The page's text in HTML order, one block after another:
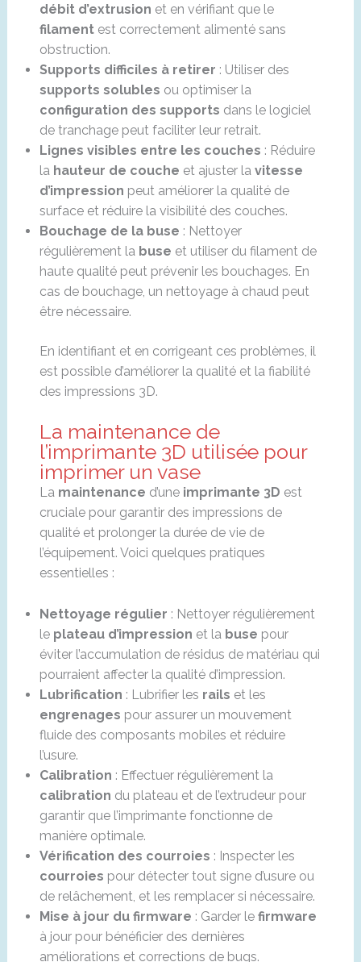
débit d’extrusion et en vérifiant que le
filamentest correctement alimenté sans
obstruction.
Supports difficiles à retirer : Utiliser des
supports solubles ou optimiser la
configuration des supports dans le logiciel
de tranchage peut faciliter leur retrait.
Lignes visibles entre les couches : Réduire
la hauteur de couche et ajuster la vitesse
d’impression peut améliorer la qualité de
surface et réduire la visibilité des couches.
Bouchage de la buse : Nettoyer
régulièrement la buse et utiliser du filament de
haute qualité peut prévenir les bouchages. En
cas de bouchage, un nettoyage à chaud peut
être nécessaire.
En identifiant et en corrigeant ces problèmes, il
est possible d’améliorer la qualité et la fiabilité
des impressions 3D.
La maintenance de
l’imprimante 3D utilisée pour
imprimer un vase
La maintenance d’une imprimante 3D est
cruciale pour garantir des impressions de
qualité et prolonger la durée de vie de
l’équipement. Voici quelques pratiques
essentielles :
Nettoyage régulier : Nettoyer régulièrement
le plateau d’impression et la buse pour
éviter l’accumulation de résidus de matériau qui
pourraient affecter la qualité d’impression.
Lubrification : Lubrifier les rails et les
engrenages pour assurer un mouvement
fluide des composants mobiles et réduire
l’usure.
Calibration : Effectuer régulièrement la
calibration du plateau et de l’extrudeur pour
garantir que l’imprimante fonctionne de
manière optimale.
Vérification des courroies : Inspecter les
courroies pour détecter tout signe d’usure ou
de relâchement, et les remplacer si nécessaire.
Mise à jour du firmware : Garder le firmware
à jour pour bénéficier des dernières
améliorations et corrections de bugs.